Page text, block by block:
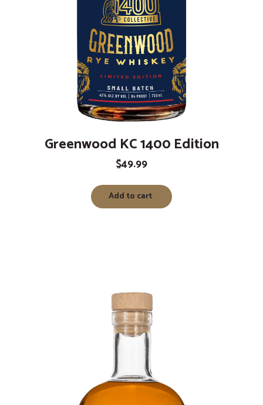
Greenwood KC 1400 Edition
$49.99
Add to cart